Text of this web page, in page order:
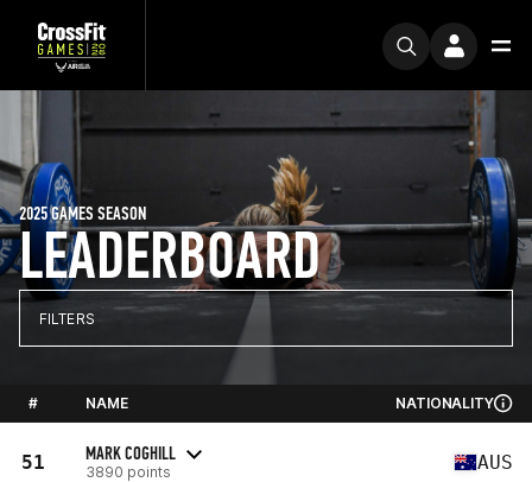
LEADERBOARD
2025 GAMES SEASON
FILTERS
# NAME NATIONALITY
51 MARK COGHILL
3890 points AUS